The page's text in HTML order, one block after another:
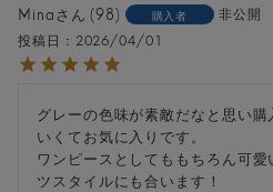
Mina 98 購入者
非公開
投稿日
2026/04/01
グレーの色味が素敵だなと思い
いくてお気に入りです。
ワンピースとしてももちろん可
ツスタイルにも合います！